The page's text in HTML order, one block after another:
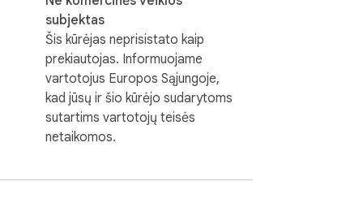
subjektas
Šis kūrėjas neprisistato kaip
prekiautojas. Informuojame
vartotojus Europos Sąjungoje,
kad jūsų ir šio kūrėjo sudarytoms
sutartims vartotojų teisės
netaikomos.